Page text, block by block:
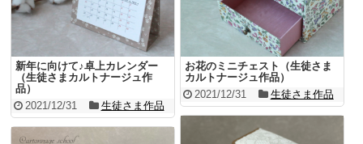
新年に向けて♪卓上カレンダー
（生徒さまカルトナージュ作
品）
2021/12/31
生徒さま作品
お花のミニチェスト（生徒さま
カルトナージュ作品）
2021/12/31
生徒さま作品